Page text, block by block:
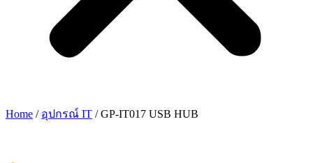
Home / อุปกรณ์ IT / GP-IT017 USB HUB